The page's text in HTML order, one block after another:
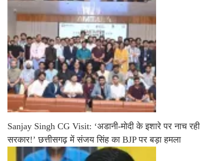
Sanjay Singh CG Visit: ‘अडानी-मोदी के इशारे पर नाच रही
सरकार!’ छत्तीसगढ़ में संजय सिंह का BJP पर बड़ा हमला